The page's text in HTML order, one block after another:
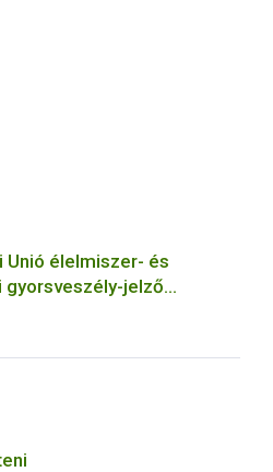
Unió élelmiszer- és
gyorsveszély-jelző